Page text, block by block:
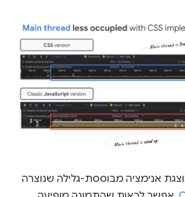
אנימציה מבוססת-גלילה שנוצרה